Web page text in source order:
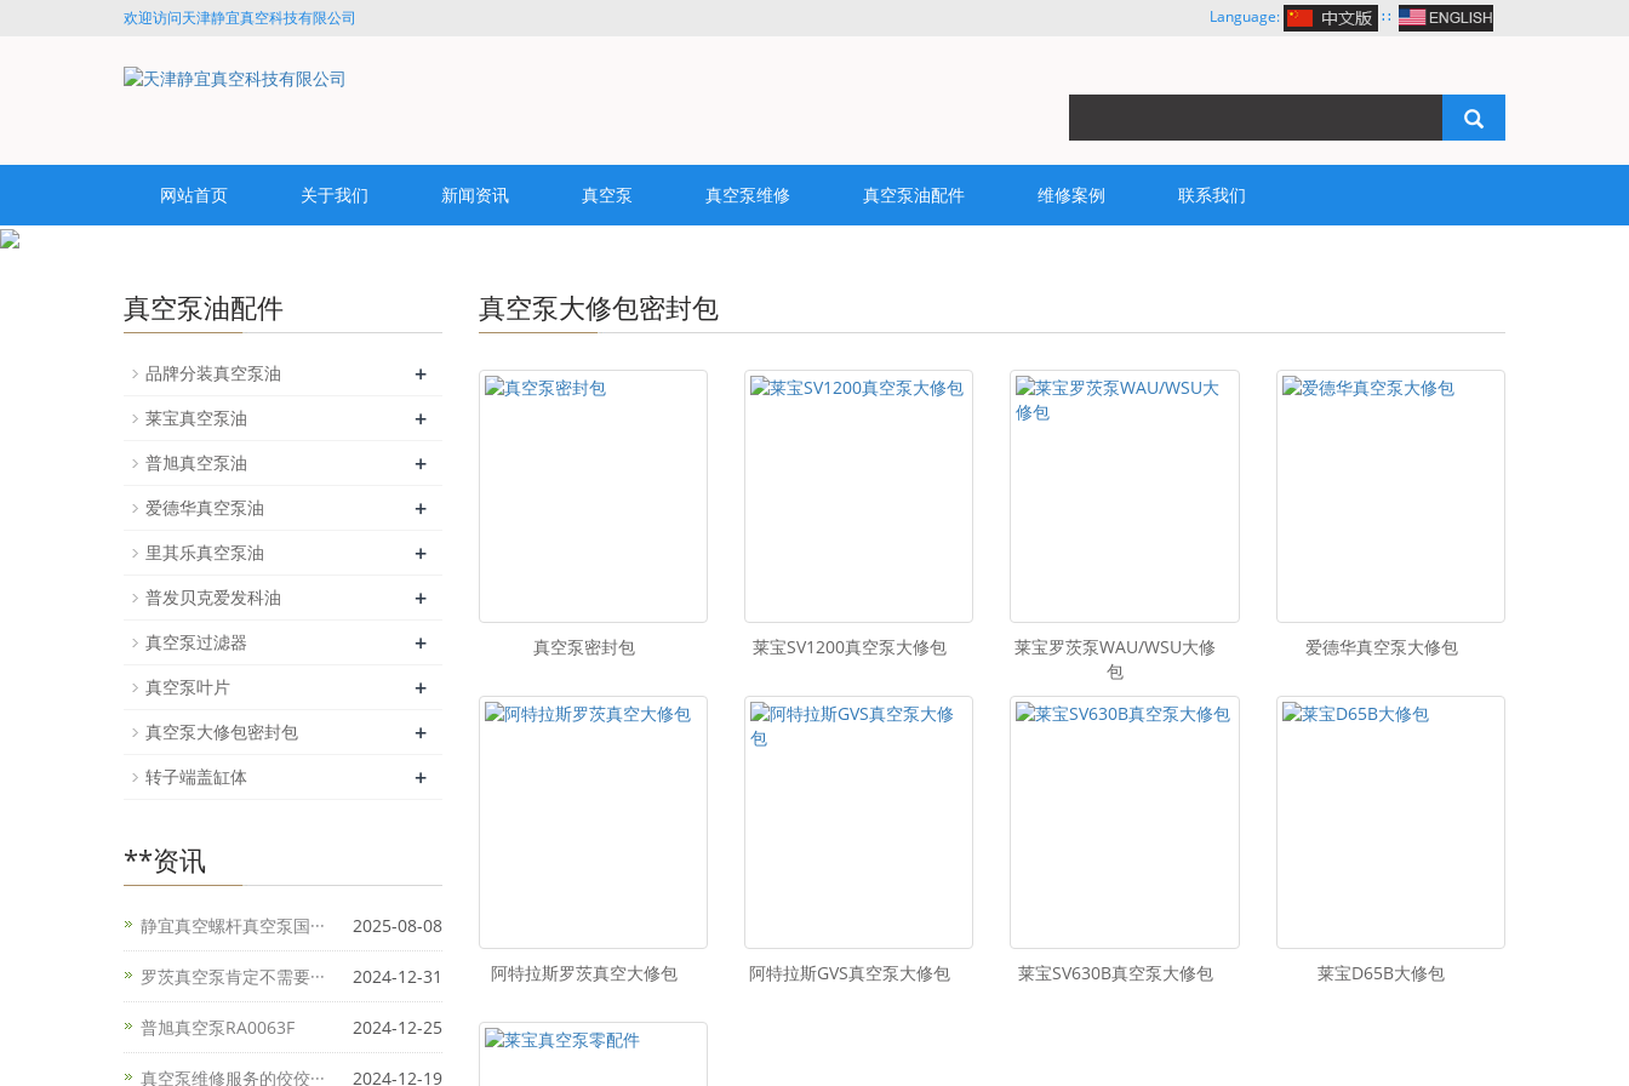
欢迎访问天津静宜真空科技有限公司 Language: ∷
网站首页 关于我们 新闻资讯 真空泵 真空泵维修 真空泵油配件 维修案例 联系我们
真空泵大修包密封包
真空泵密封包 莱宝SV1200真空泵大修包
莱宝罗茨泵WAU/WSU大修
包
爱德华真空泵大修包
阿特拉斯罗茨真空大修包 阿特拉斯GVS真空泵大修包 莱宝SV630B真空泵大修包 莱宝D65B大修包
真空泵油配件
品牌分装真空泵油 +
莱宝真空泵油 +
普旭真空泵油 +
爱德华真空泵油 +
里其乐真空泵油 +
普发贝克爱发科油 +
真空泵过滤器 +
真空泵叶片 +
真空泵大修包密封包 +
转子端盖缸体 +
**资讯
静宜真空螺杆真空泵国··· 2025-08-08
罗茨真空泵肯定不需要··· 2024-12-31
普旭真空泵RA0063F 2024-12-25
真空泵维修服务的佼佼··· 2024-12-19